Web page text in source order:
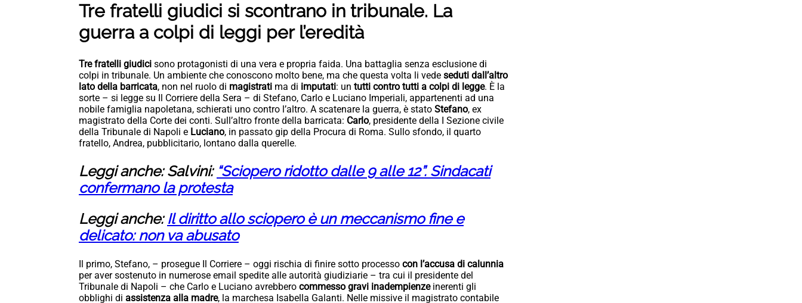
Tre fratelli giudici si scontrano in tribunale. La
guerra a colpi di leggi per l’eredità
Tre fratelli giudici sono protagonisti di una vera e propria faida. Una battaglia senza esclusione di
colpi in tribunale. Un ambiente che conoscono molto bene, ma che questa volta li vede seduti dall’altro
lato della barricata, non nel ruolo di magistrati ma di imputati: un tutti contro tutti a colpi di legge. È la
sorte – si legge su Il Corriere della Sera – di Stefano, Carlo e Luciano Imperiali, appartenenti ad una
nobile famiglia napoletana, schierati uno contro l’altro. A scatenare la guerra, è stato Stefano, ex
magistrato della Corte dei conti. Sull’altro fronte della barricata: Carlo, presidente della I Sezione civile
della Tribunale di Napoli e Luciano, in passato gip della Procura di Roma. Sullo sfondo, il quarto
fratello, Andrea, pubblicitario, lontano dalla querelle.
Leggi anche: Salvini: “Sciopero ridotto dalle 9 alle 12”. Sindacati
confermano la protesta
Leggi anche: Il diritto allo sciopero è un meccanismo fine e
delicato: non va abusato
Il primo, Stefano, – prosegue Il Corriere – oggi rischia di finire sotto processo con l’accusa di calunnia
per aver sostenuto in numerose email spedite alle autorità giudiziarie – tra cui il presidente del
Tribunale di Napoli – che Carlo e Luciano avrebbero commesso gravi inadempienzeinerenti gli
obblighi di assistenza alla madre, la marchesa Isabella Galanti. Nelle missive il magistrato contabile